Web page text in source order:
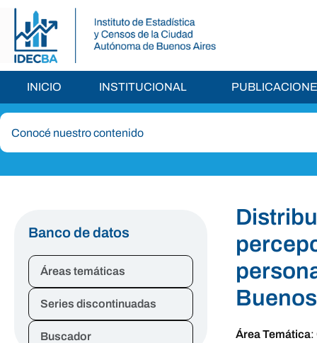
INICIO INSTITUCIONAL
Banco de datos
Áreas temáticas
Series discontinuadas
Buscador Área Temática: